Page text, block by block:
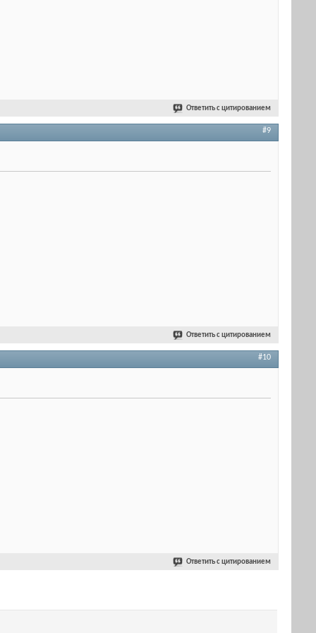
Ответить с цитированием
#9
Ответить с цитированием
#10
Ответить с цитированием